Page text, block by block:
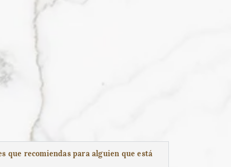
que recomiendas para alguien que está